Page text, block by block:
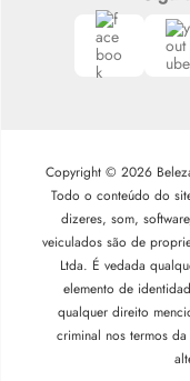
Copyright © 2026
Todo o conteúdo do
dizeres, som,
veiculados são de
Ltda. É vedada
elemento de
qualquer direito
criminal nos termos